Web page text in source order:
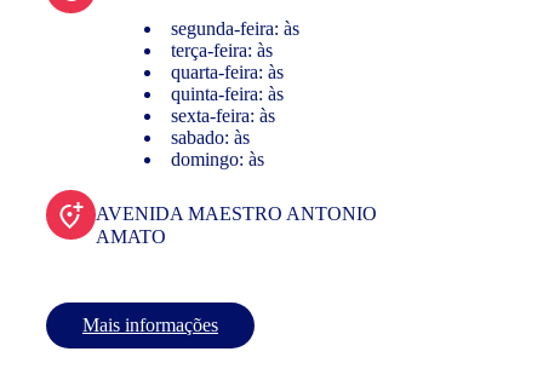
segunda-feira: às
terça-feira: às
quarta-feira: às
quinta-feira: às
sexta-feira: às
sabado: às
domingo: às
AVENIDA MAESTRO ANTONIO
AMATO
Mais informações